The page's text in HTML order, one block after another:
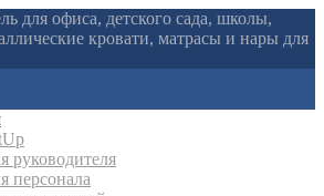
для офиса, детского сада, школы,
кровати, матрасы и нары для
руководителя
персонала